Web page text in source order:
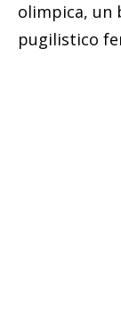
olimpica, un
pugilistico